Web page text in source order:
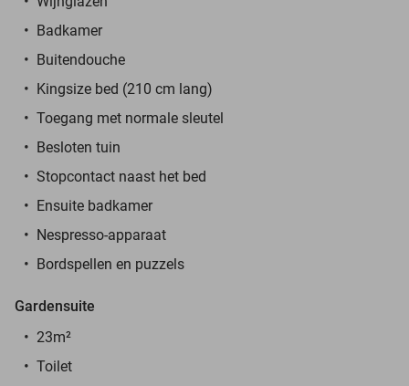
Badkamer
Buitendouche
Kingsize bed (210 cm lang)
Toegang met normale sleutel
Besloten tuin
Stopcontact naast het bed
Ensuite badkamer
Nespresso-apparaat
Bordspellen en puzzels
Gardensuite
23m²
Toilet